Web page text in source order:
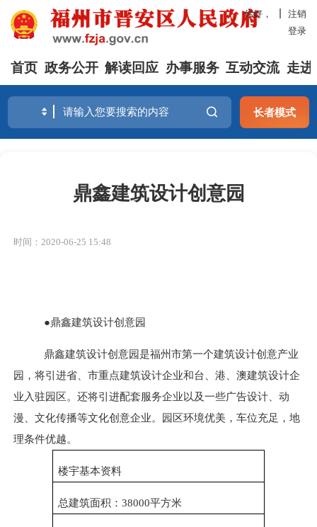
你好，
注销
登录
首页 政务公开 解读回应 办事服务 互动交流 走进
长者模式
鼎鑫建筑设计创意园
时间：2020-06-25 15:48
●鼎鑫建筑设计创意园
鼎鑫建筑设计创意园是福州市第一个建筑设计创意产业
园，将引进省、市重点建筑设计企业和台、港、澳建筑设计企
业入驻园区。还将引进配套服务企业以及一些广告设计、动
漫、文化传播等文化创意企业。园区环境优美，车位充足，地
理条件优越。
楼宇基本资料
总建筑面积：38000平方米